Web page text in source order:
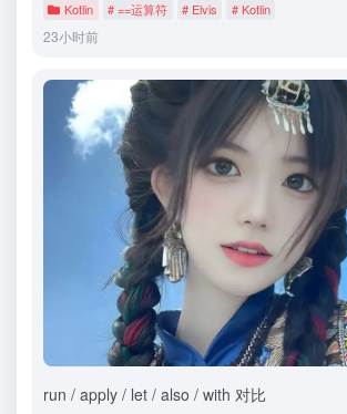
Kotlin # ==运算符 # Elvis # Kotlin
23小时前
run / apply / let / also / with 对比